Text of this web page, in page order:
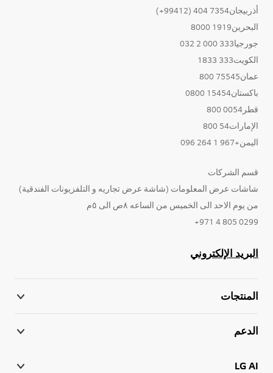
أذربيجان7354 404 (99412+)
البحرين1919 8000
جورجيا333 000 2 032
الكويت333 1833
عمان75545 800
باكستان15454 0800
قطر0054 800
الإمارات54 800
اليمن+967 1 264 096
قسم الشركات
شاشات عرض المعلومات (شاشة عرض تجاريه و التلفزيونات الفندقية)
من يوم الاحد الى الخميس من الساعه ٨ص الى ٥م
0299 805 4 971+
البريد الإلكتروني
المنتجات
الدعم
LG AI